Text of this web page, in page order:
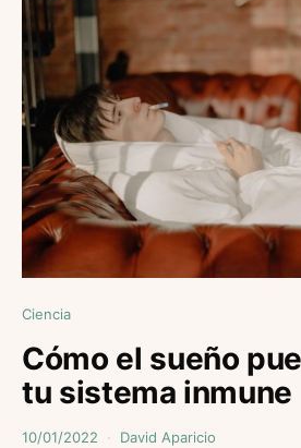
Ciencia
Cómo el sueño
tu sistema inmune
10/01/2022 David Aparicio